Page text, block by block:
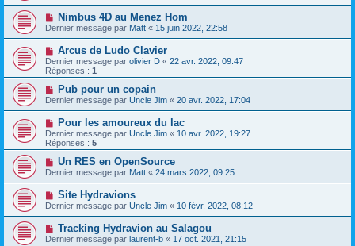
Nimbus 4D au Menez Hom
Dernier message par Matt « 15 juin 2022, 22:58
Arcus de Ludo Clavier
Dernier message par olivier D « 22 avr. 2022, 09:47
Réponses : 1
Pub pour un copain
Dernier message par Uncle Jim « 20 avr. 2022, 17:04
Pour les amoureux du lac
Dernier message par Uncle Jim « 10 avr. 2022, 19:27
Réponses : 5
Un RES en OpenSource
Dernier message par Matt « 24 mars 2022, 09:25
Site Hydravions
Dernier message par Uncle Jim « 10 févr. 2022, 08:12
Tracking Hydravion au Salagou
Dernier message par laurent-b « 17 oct. 2021, 21:15